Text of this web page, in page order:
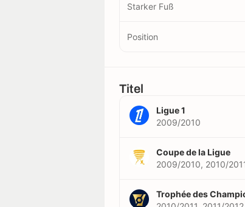
Starker Fuß
Position
Titel
Ligue 1
2009/2010
Coupe de la Ligue
2009/2010, 2010/
Trophée des